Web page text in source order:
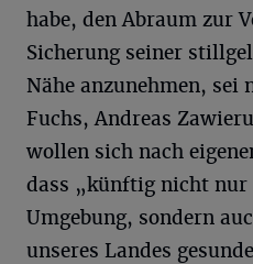
habe, den Abraum zur
Sicherung seiner
Nähe anzunehmen, sei
Fuchs, Andreas
wollen sich nach
dass „künftig nicht
Umgebung, sondern
unseres Landes